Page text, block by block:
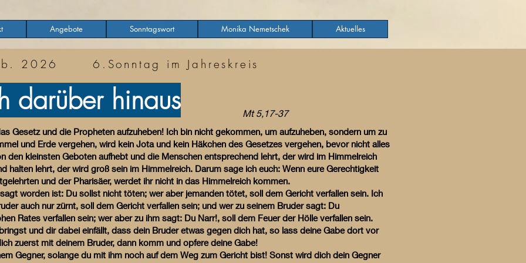
Angebote Sonntagswort Monika Nemetschek Aktuelles
2026 6.Sonntag im Jahreskreis
darüber hinaus Mt 5,17-37
Gesetz und die Propheten aufzuheben! Ich bin nicht gekommen, um aufzuheben, sondern um zu
und Erde vergehen, wird kein Jota und kein Häkchen des Gesetzes vergehen, bevor nicht alles
den kleinsten Geboten aufhebt und die Menschen entsprechend lehrt, der wird im Himmelreich
halten lehrt, der wird groß sein im Himmelreich. Darum sage ich euch: Wenn eure Gerechtigkeit
und der Pharisäer, werdet ihr nicht in das Himmelreich kommen.
worden ist: Du sollst nicht töten; wer aber jemanden tötet, soll dem Gericht verfallen sein. Ich
auch nur zürnt, soll dem Gericht verfallen sein; und wer zu seinem Bruder sagt: Du
Rates verfallen sein; wer aber zu ihm sagt: Du Narr!, soll dem Feuer der Hölle verfallen sein.
und dir dabei einfällt, dass dein Bruder etwas gegen dich hat, so lass deine Gabe dort vor
zuerst mit deinem Bruder, dann komm und opfere deine Gabe!
Gegner, solange du mit ihm noch auf dem Weg zum Gericht bist! Sonst wird dich dein Gegner